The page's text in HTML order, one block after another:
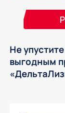
Не
выгодным